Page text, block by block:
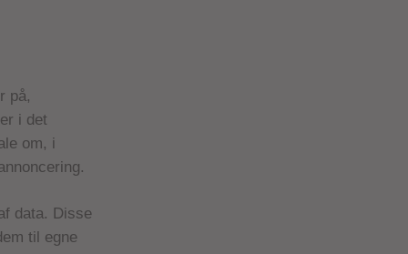
på,
i det
om, i
data. Disse
til egne